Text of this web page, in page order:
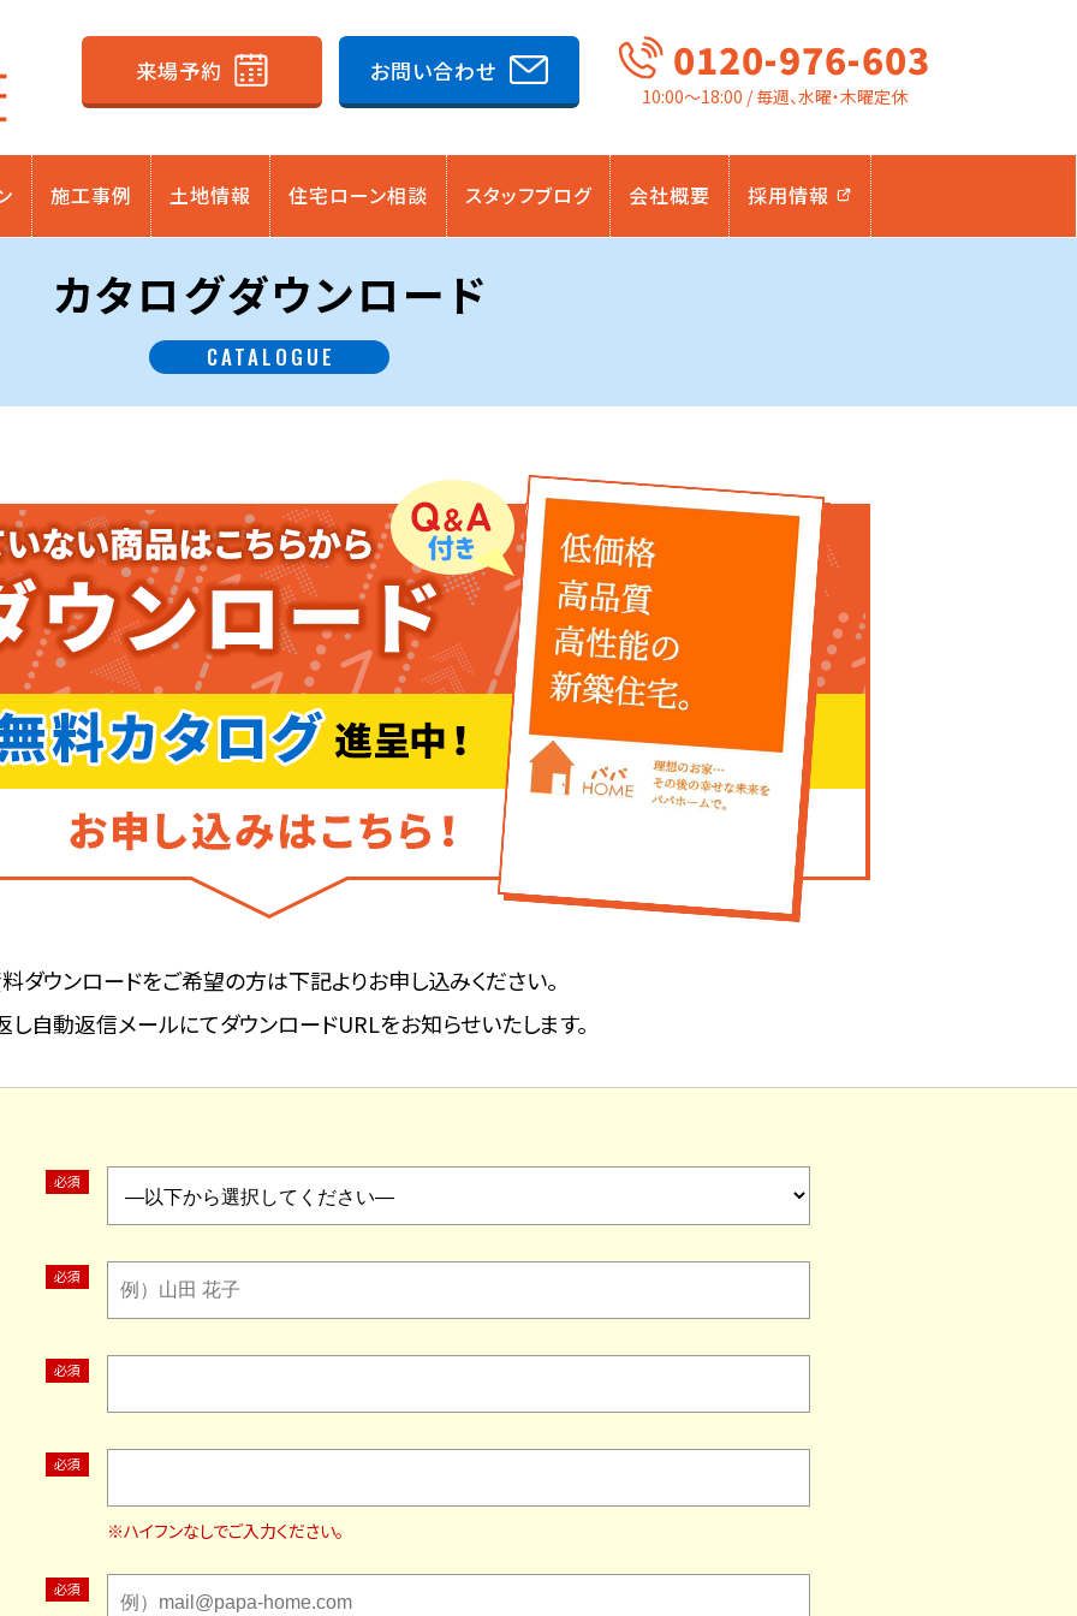
施工事例 土地情報 住宅ローン相談 スタッフブログ 会社概要 採用情報
来場予約 お問い合わせ 0120-976-603
10:00～18:00 / 毎週、水曜・木曜定休
カタログダウンロード
CATALOGUE
ダウンロードをご希望の方は下記よりお申し込みください。
し自動返信メールにてダウンロードURLをお知らせいたします。
※ハイフンなしでご入力ください。